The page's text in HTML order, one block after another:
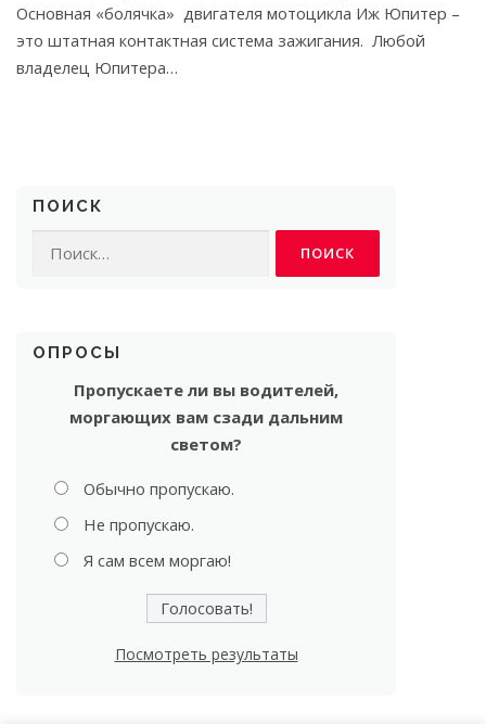
Основная «болячка» двигателя мотоцикла Иж Юпитер –
это штатная контактная система зажигания. Любой
владелец Юпитера…
ПОИСК
ОПРОСЫ
Пропускаете ли вы водителей,
моргающих вам сзади дальним
светом?
Обычно пропускаю.
Не пропускаю.
Я сам всем моргаю!
Посмотреть результаты